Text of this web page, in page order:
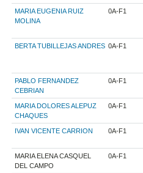
MARIA EUGENIA RUIZ
MOLINA
0A-F1
BERTA TUBILLEJAS ANDRES 0A-F1
PABLO FERNANDEZ
CEBRIAN
0A-F1
MARIA DOLORES ALEPUZ
CHAQUES
0A-F1
IVAN VICENTE CARRION 0A-F1
MARIA ELENA CASQUEL
DEL CAMPO
0A-F1